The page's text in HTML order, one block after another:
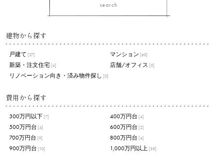
search
建物から探す
戸建て [27] マンション [60]
新築・注文住宅 [4] 店舗/オフィス [5]
リノベーション向き・済み物件探し [0]
費用から探す
300万円以下 [7] 400万円台 [4]
500万円台 [4] 600万円台 [2]
700万円台 [9] 800万円台 [4]
900万円台 [10] 1,000万円以上 [38]